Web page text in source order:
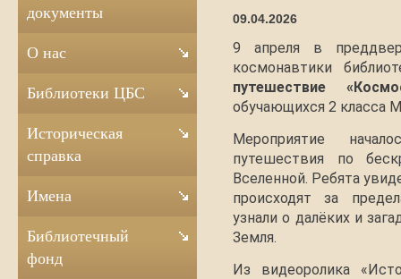
09.04.2026
9 апреля в
космонавтики
путешествие
обучающихся 2 класса
Мероприятие
путешествия по
Вселенной. Ребята
происходят за
узнали о далёких и
Земля.
Из видеоролика
документы
О нас
Библиотеки ЦБС
Историческая
справка
Имена
Библиотечный
фонд